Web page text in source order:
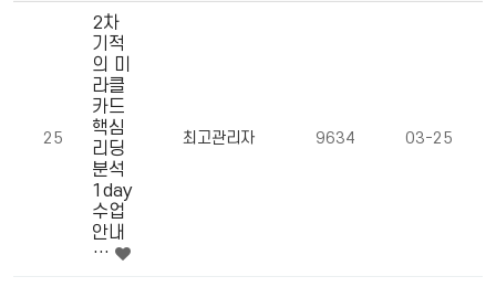
25
2차
기적
의 미
라클
카드
핵심
리딩
분석
1day
수업
안내
…
최고관리자 9634 03-25